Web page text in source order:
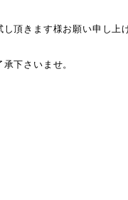
頂きます様お願い申し上
下さいませ。